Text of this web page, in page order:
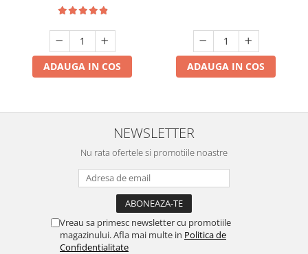
ADAUGA IN COS ADAUGA IN COS
NEWSLETTER
Nu rata ofertele si promotiile noastre
Vreau sa primesc newsletter cu promotiile
magazinului. Afla mai multe in Politica de
Confidentialitate